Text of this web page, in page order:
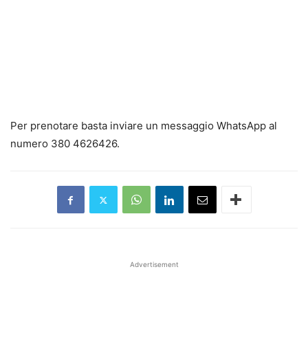
Per prenotare basta inviare un messaggio WhatsApp al
numero 380 4626426.
Advertisement